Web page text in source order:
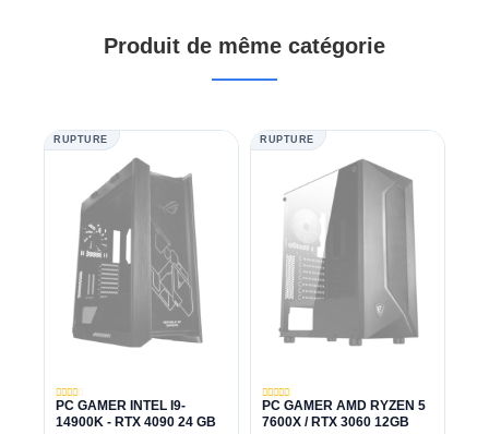
Produit de même catégorie
RUPTURE
PC GAMER INTEL I9-
14900K - RTX 4090 24 GB
RUPTURE
PC GAMER AMD RYZEN 5
7600X / RTX 3060 12GB